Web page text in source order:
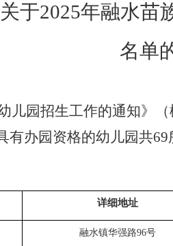
关于2025年融水苗
名单
儿园招生工作的通知》（
有办园资格的幼儿园共69
详细地址
融水镇华强路96号